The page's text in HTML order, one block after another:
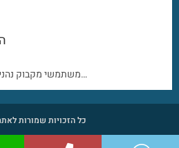
משתמשי מקבוק נהנים מאיכות צליל נקי, מדויק וחד…
כל הזכויות שמורות